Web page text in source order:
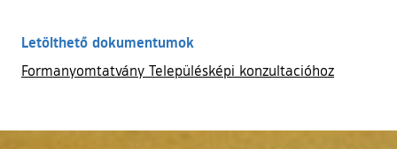
Letölthető dokumentumok
Formanyomtatvány Településképi konzultacióhoz